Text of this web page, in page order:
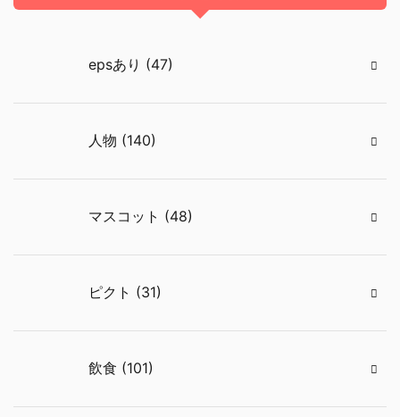
epsあり (47)
人物 (140)
マスコット (48)
ピクト (31)
飲食 (101)